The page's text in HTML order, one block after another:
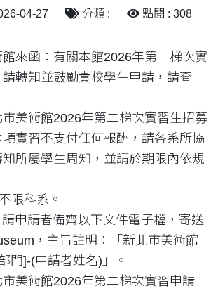
04-27 分類 : 點閱 : 308
來函：有關本館2026年第二梯次實
轉知並鼓勵貴校學生申請，請查
美術館2026年第二梯次實習生招募
實習不支付任何報酬，請各系所協
所屬學生周知，並請於期限內依規
限科系。
申請者備齊以下文件電子檔，寄送
，主旨註明：「新北市美術館
門]-(申請者姓名)」。
市美術館2026年第二梯次實習申請